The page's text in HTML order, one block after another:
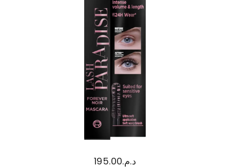
د.م.195.00